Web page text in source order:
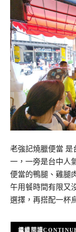
老強記燒臘便當 是
一，一旁是台中人
便當的鴨腿、雞腿
午用餐時間有限又
選擇，再搭配一杯